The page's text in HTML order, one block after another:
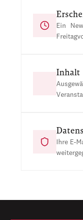
Ein
Inhalt
Ihre E-